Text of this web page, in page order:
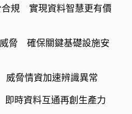
合規 實現資料智慧更有價
脅 確保關鍵基礎設施安
脅情資加速辨識異常
時資料互通再創生產力